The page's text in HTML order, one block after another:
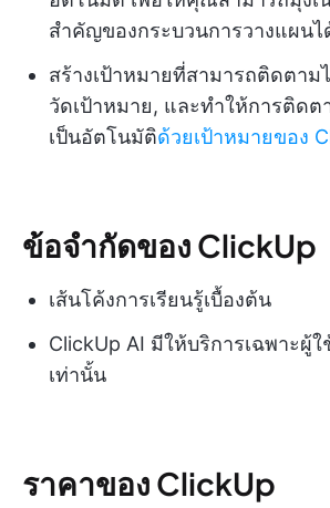
สำคัญของกระบวนการวางแผนไ
สร้างเป้าหมายที่สามารถติดตาม
วัดเป้าหมาย, และทำให้การติด
เป็นอัตโนมัติด้วยเป้าหมายของ
ข้อจำกัดของ ClickUp
เส้นโค้งการเรียนรู้เบื้องต้น
ClickUp AI มีให้บริการเฉพาะผู้ใ
เท่านั้น
ราคาของ ClickUp